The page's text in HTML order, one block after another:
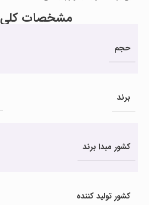
مشخصات کلی
حجم
برند
کشور مبدا برند
کشور تولید کننده